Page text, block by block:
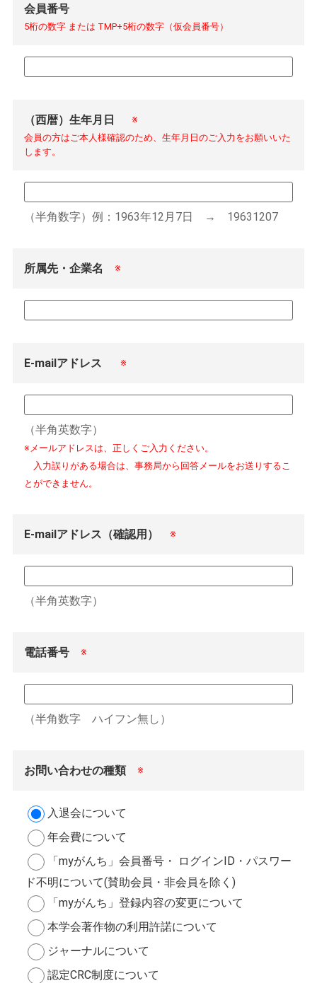
会員番号
（西暦）生年月日 ※
（半角数字）例：1963年12月7日 → 19631207
所属先・企業名 ※
E-mailアドレス ※
（半角英数字）
※メールアドレスは、正しくご入力ください。
入力誤りがある場合は、事務局から回答メールをお送りするこ
とができません。
E-mailアドレス（確認用） ※
（半角英数字）
電話番号 ※
（半角数字 ハイフン無し）
お問い合わせの種類 ※
入退会について
年会費について
「myがんち」会員番号・ ログインID・パスワー
ド不明について(賛助会員・非会員を除く)
「myがんち」登録内容の変更について
本学会著作物の利用許諾について
ジャーナルについて
認定CRC制度について